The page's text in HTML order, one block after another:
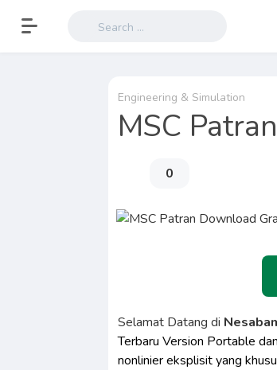
Engineering & Simulation
MSC
0
Selamat Datang di
Terbaru Version Portable
nonlinier eksplisit yang